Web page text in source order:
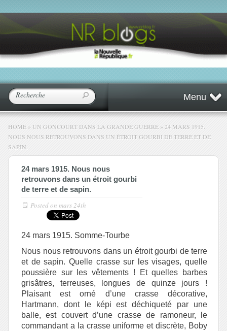
Menu
HOME » UN GONCOURT DANS LA GRANDE GUERRE » 24 MARS 1915.
NOUS NOUS RETROUVONS DANS UN ÉTROIT GOURBI DE TERRE ET DE
SAPIN.
24 mars 1915. Nous nous
retrouvons dans un étroit gourbi
de terre et de sapin.
Posted on mars 24th
24 mars 1915. Somme-Tourbe
Nous nous retrouvons dans un étroit gourbi de terre
et de sapin. Quelle crasse sur les visages, quelle
poussière sur les vêtements ! Et quelles barbes
grisâtres, terreuses, longues de quinze jours !
Plaisant est orné d’une crasse décorative,
Hartmann, dont le képi est déchiqueté par une
balle, est couvert d’une crasse de ramoneur, le
commandant a la crasse uniforme et discrète, Boby